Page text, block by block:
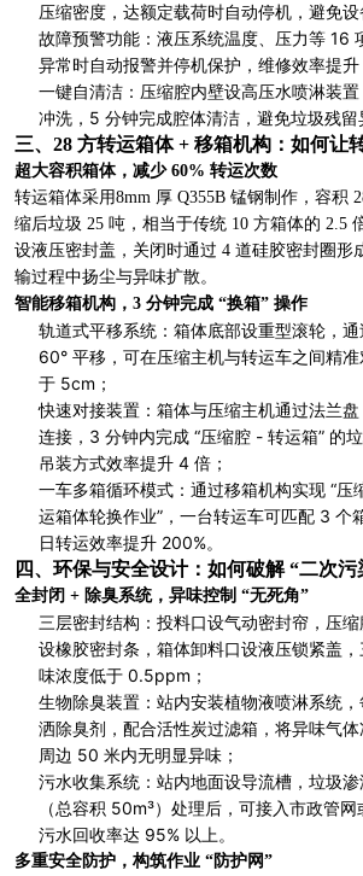
压缩密度，达额定载荷时自动停机，避免设
故障预警功能：液压系统温度、压力等 16
异常时自动报警并停机保护，维修效率提升
一键自清洁：压缩腔内壁设高压水喷淋装
冲洗，5 分钟完成腔体清洁，避免垃圾残留
三、28 方转运箱体 + 移箱机构：如何让
超大容积箱体，减少 60% 转运次数
转运箱体采用8mm 厚 Q355B 锰钢制作，容积
缩后垃圾 25 吨，相当于传统 10 方箱体的 2.5
设液压密封盖，关闭时通过 4 道硅胶密封圈形
输过程中扬尘与异味扩散。
智能移箱机构，3 分钟完成 “换箱” 操作
轨道式平移系统：箱体底部设重型滚轮，
60° 平移，可在压缩主机与转运车之间精
于 5cm；
快速对接装置：箱体与压缩主机通过法兰
连接，3 分钟内完成 “压缩腔 - 转运箱” 的
吊装方式效率提升 4 倍；
一车多箱循环模式：通过移箱机构实现 “压
运箱体轮换作业”，一台转运车可匹配 3 个
日转运效率提升 200%。
四、环保与安全设计：如何破解 “二次污
全封闭 + 除臭系统，异味控制 “无死角”
三层密封结构：投料口设气动密封帘，压
设橡胶密封条，箱体卸料口设液压锁紧盖
味浓度低于 0.5ppm；
生物除臭装置：站内安装植物液喷淋系统
洒除臭剂，配合活性炭过滤箱，将异味气体
周边 50 米内无明显异味；
污水收集系统：站内地面设导流槽，垃圾
（总容积 50m³）处理后，可接入市政管网
污水回收率达 95% 以上。
多重安全防护，构筑作业 “防护网”